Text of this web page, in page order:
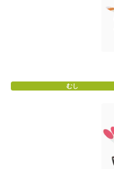
むし